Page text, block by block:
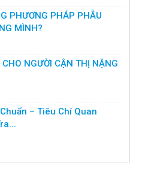
PHƯƠNG PHÁP PHẪU
MÌNH?
NGƯỜI CẬN THỊ NẶNG
– Tiêu Chí Quan